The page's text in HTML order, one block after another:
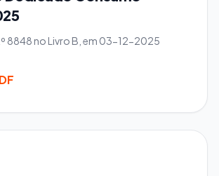
8848 no Livro B, em 03-12-2025